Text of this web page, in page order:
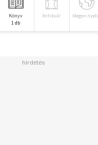
Könyv
1 db
Antikvár Idegen